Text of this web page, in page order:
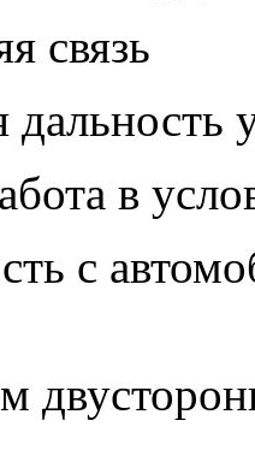
связь
дальность
в
с